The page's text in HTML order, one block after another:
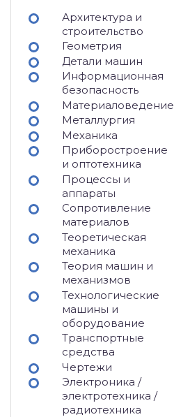
Архитектура и
строительство
Геометрия
Детали машин
Информационная
безопасность
Материаловедение
Металлургия
Механика
Приборостроение
и оптотехника
Процессы и
аппараты
Сопротивление
материалов
Теоретическая
механика
Теория машин и
механизмов
Технологические
машины и
оборудование
Транспортные
средства
Чертежи
Электроника /
электротехника /
радиотехника